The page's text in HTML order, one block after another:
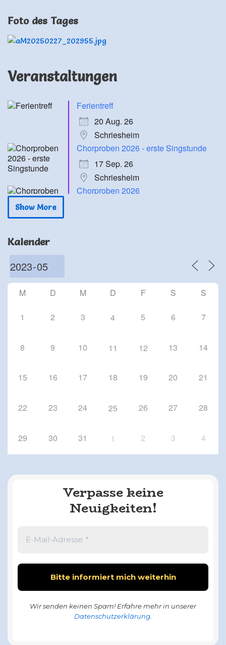
Foto des Tages
Veranstaltungen
Ferientreff
20 Aug. 26
Schriesheim
Chorproben 2026 - erste Singstunde
17 Sep. 26
Schriesheim
Chorproben 2026
8 Okt. 26
Show More
Kalender
M D M D F S S
1 2 3 4 5 6 7
8 9 10 11 12 13 14
15 16 17 18 19 20 21
22 23 24 25 26 27 28
29 30 31 1 2 3 4
Verpasse keine
Neuigkeiten!
Wir senden keinen Spam! Erfahre mehr in unserer
Datenschutzerklärung